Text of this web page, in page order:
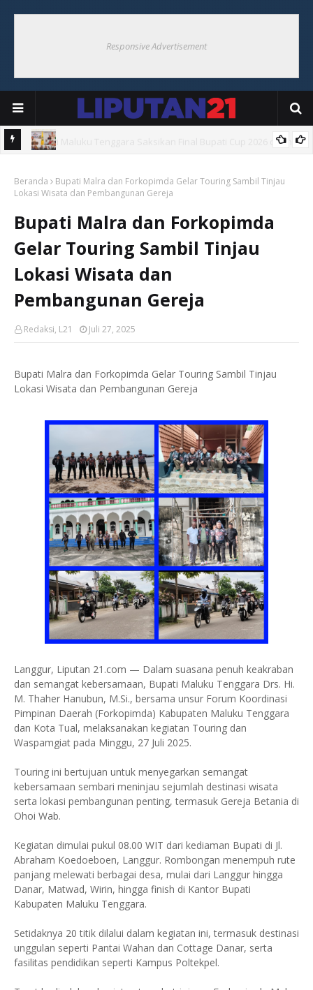
Responsive Advertisement
Bencana di Ohoiel
Beranda
Bupati Malra dan Forkopimda Gelar Touring Sambil Tinjau
Lokasi Wisata dan Pembangunan Gereja
Bupati Malra dan Forkopimda
Gelar Touring Sambil Tinjau
Lokasi Wisata dan
Pembangunan Gereja
Redaksi, L21 Juli 27, 2025
Bupati Malra dan Forkopimda Gelar Touring Sambil Tinjau
Lokasi Wisata dan Pembangunan Gereja
Langgur, Liputan 21.com — Dalam suasana penuh keakraban
dan semangat kebersamaan, Bupati Maluku Tenggara Drs. Hi.
M. Thaher Hanubun, M.Si., bersama unsur Forum Koordinasi
Pimpinan Daerah (Forkopimda) Kabupaten Maluku Tenggara
dan Kota Tual, melaksanakan kegiatan Touring dan
Waspamgiat pada Minggu, 27 Juli 2025.
Touring ini bertujuan untuk menyegarkan semangat
kebersamaan sembari meninjau sejumlah destinasi wisata
serta lokasi pembangunan penting, termasuk Gereja Betania di
Ohoi Wab.
Kegiatan dimulai pukul 08.00 WIT dari kediaman Bupati di Jl.
Abraham Koedoeboen, Langgur. Rombongan menempuh rute
panjang melewati berbagai desa, mulai dari Langgur hingga
Danar, Matwad, Wirin, hingga finish di Kantor Bupati
Kabupaten Maluku Tenggara.
Setidaknya 20 titik dilalui dalam kegiatan ini, termasuk destinasi
unggulan seperti Pantai Wahan dan Cottage Danar, serta
fasilitas pendidikan seperti Kampus Poltekpel.